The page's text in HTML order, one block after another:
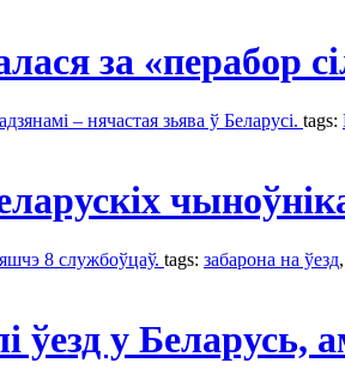
за «перабор
– нячастая зьява ў Беларусі. tags:
8 службоўцаў. tags: забаронa на ўезд,
ўезд у Беларусь,